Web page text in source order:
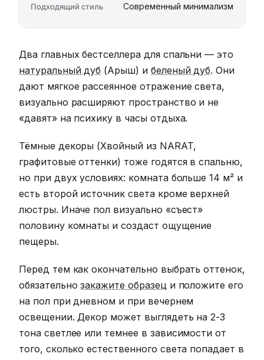
Современный минимализм
Два главных бестселлера для спальни — это
натуральный дуб (Арыш) и беленый дуб. Они
дают мягкое рассеянное отражение света,
визуально расширяют пространство и не
«давят» на психику в часы отдыха.
Тёмные декоры (Хвойный из NARAT,
графитовые оттенки) тоже годятся в спальню,
но при двух условиях: комната больше 14 м² и
есть второй источник света кроме верхней
люстры. Иначе пол визуально «съест»
половину комнаты и создаст ощущение
пещеры.
Перед тем как окончательно выбрать оттенок,
обязательнозакажите образец и положите его
на пол при дневном и при вечернем
освещении. Декор может выглядеть на 2-3
тона светлее или темнее в зависимости от
того, сколько естественного света попадает в